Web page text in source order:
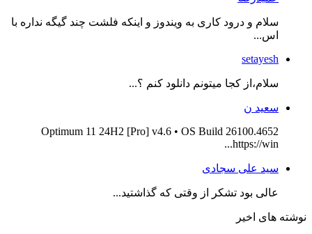
سلام و درود کاری به ویندوز و اینکه فلشت چند گیگه نداره با
اس...
setayesh
سلام،از کجا میتونم دانلود کنم ؟...
سعید ن
Optimum 11 24H2 [Pro] v4.6 • OS Build 26100.4652
https://win...
سید علی سجادی
عالی بود تشکر از وقتی که گذاشتید...
نوشته های اخیر